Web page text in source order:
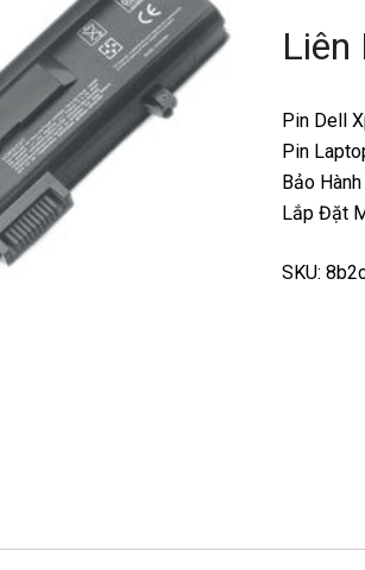
Liên
Pin Dell
Pin
Bảo
Lắp Đặt
SKU: